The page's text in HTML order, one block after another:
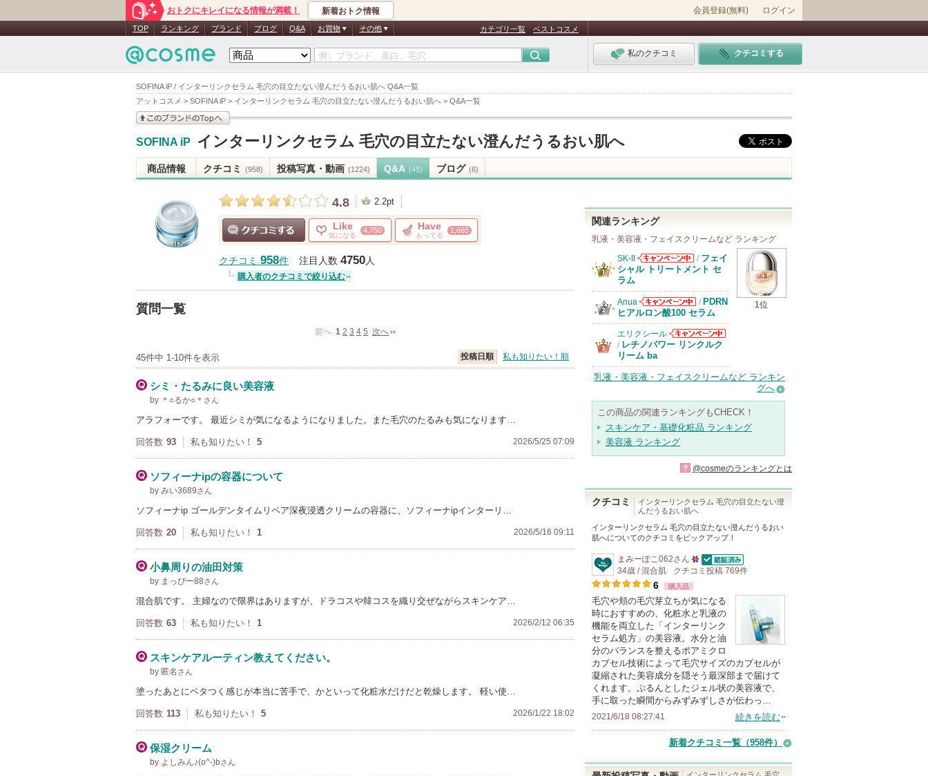
SOFINA iP / インターリンクセラム 毛穴の目立たない澄んだうるおい肌へ Q&A一覧
アットコスメ > SOFINA iP > インターリンクセラム 毛穴の目立たない澄んだうるおい肌へ > Q&A一覧
おトクにキレイになる情報が満載！ 新着おトク情報 会員登録(無料) ログイン
TOP ランキング ブランド ブログ Q&A お買物 その他 カテゴリ一覧 ベストコスメ
私のクチコミ クチコミする
このブランドの情報を
SOFINA iP インターリンクセラム 毛穴の目立たない澄んだうるおい肌へ
商品情報 クチコミ (958) 投稿写真・動画 (1224) Q&A (45) ブログ (6)
4.8 2.2pt
Like
気になる
4,750 Have
もってる
1,665
クチコミ 958件 注目人数 4750人
購入者のクチコミで絞り込む
質問一覧
前へ 1 2 3 4 5 次へ
45件中 1-10件を表示 投稿日順 私も知りたい！順
シミ・たるみに良い美容液
by ＊○るか○＊ さん
アラフォーです。 最近シミが気になるようになりました。また毛穴のたるみも気になります…
回答数 93 私も知りたい！ 5 2026/5/25 07:09
ソフィーナipの容器について
by みい3689さん
ソフィーナip ゴールデンタイムリペア深夜浸透クリームの容器に、ソフィーナipインターリ…
回答数 20 私も知りたい！ 1 2026/5/16 09:11
小鼻周りの油田対策
by まっぴー88さん
混合肌です。 主婦なので限界はありますが、ドラコスや韓コスを織り交ぜながらスキンケア…
回答数 63 私も知りたい！ 1 2026/2/12 06:35
スキンケアルーティン教えてください。
by 匿名 さん
塗ったあとにベタつく感じが本当に苦手で、かといって化粧水だけだと乾燥します。 軽い使…
回答数 113 私も知りたい！ 5 2026/1/22 18:02
保湿クリーム
by よしみん♪(o^-)bさん
関連ランキング
乳液・美容液・フェイスクリームなど ランキング
1位
SK-II
SK-IIからのお
/ フェイ
シャル トリートメント セ
ラム
Anua
Anuaからのお
知らせがありま
す
/ PDRN
ヒアルロン酸100 セラム
エリクシール
エリクシールか
/ レチノパワー リンクルク
リーム ba
乳液・美容液・フェイスクリームなど ランキン
グへ
この商品の関連ランキングもCHECK！
スキンケア・基礎化粧品 ランキング
美容液 ランキング
? @cosmeのランキングとは
クチコミ
インターリンクセラム 毛穴の目立たない澄
んだうるおい肌へ
インターリンクセラム 毛穴の目立たない澄んだうるおい
肌へについてのクチコミをピックアップ！
まみーぽこ062さん
25
以
上
の
メ
ン
バ
ー
認証済
34歳 / 混合肌 クチコミ投稿 769件
6 購入品
毛穴や頬の毛穴芽立ちが気になる
時におすすめの、化粧水と乳液の
機能を両立した「インターリンク
セラム処方」の美容液。水分と油
分のバランスを整えるポアミクロ
カプセル技術によって毛穴サイズのカプセルが
凝縮された美容成分を隠そう最深部まで届けて
くれます。ぷるんとしたジェル状の美容液で、
手に取った瞬間からみずみずしさが伝わっ…
2021/6/18 08:27:41 続きを読む
新着クチコミ一覧 （958件）